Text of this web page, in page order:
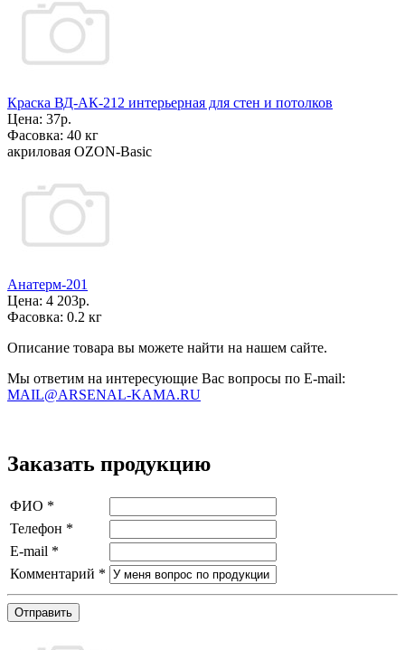
Краска ВД-АК-212 интерьерная для стен и потолков
Цена: 37р.
Фасовка: 40 кг
акриловая OZON-Basic
Анатерм-201
Цена: 4 203р.
Фасовка: 0.2 кг
Описание товара вы можете найти на нашем сайте.
Мы ответим на интересующие Вас вопросы по E-mail:
MAIL@ARSENAL-KAMA.RU
Заказать продукцию
ФИО *
Телефон *
E-mail *
Комментарий *
Отправить